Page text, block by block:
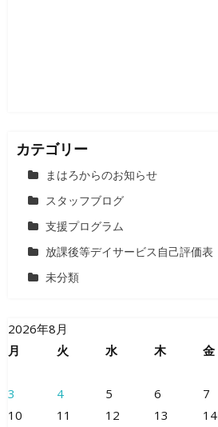
カテゴリー
まはろからのお知らせ
スタッフブログ
支援プログラム
放課後等デイサービス自己評価表
未分類
2026年8月
月
火 水 木 金
3
4 5 6 7
10
11 12 13 14